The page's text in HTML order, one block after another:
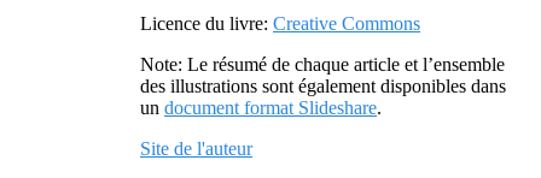
Licence du livre: Creative Commons
Note: Le résumé de chaque article et l’ensemble
des illustrations sont également disponibles dans
un document format Slideshare.
Site de l'auteur